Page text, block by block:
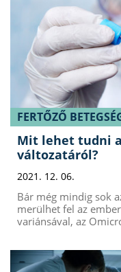
FERTŐZŐ
Mit lehet tudni
változatáról?
2021. 12. 06.
Bár még mindig sok
merülhet fel az
variánsával, az